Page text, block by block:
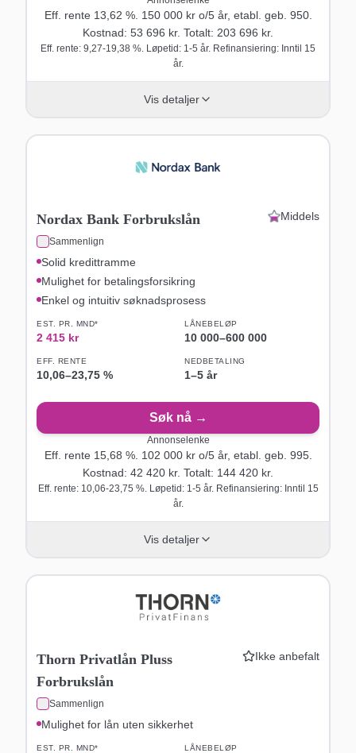
Eff. rente 13,62 %. 150 000kr o/5år, etabl. geb. 950.
Kostnad: 53 696 kr. Totalt: 203 696 kr.
Eff. rente: 9,27-19,38 %. Løpetid: 1-5 år. Refinansiering: Inntil 15
år.
Vis detaljer
Nordax Bank Forbrukslån
Sammenlign
Middels
Solid kredittramme
Mulighet for betalingsforsikring
Enkel og intuitiv søknadsprosess
EST. PR. MND*
2 415 kr
LÅNEBELØP
10 000–600 000
EFF. RENTE
10,06–23,75 %
NEDBETALING
1–5 år
Søk nå →
Annonselenke
Eff. rente 15,68 %. 102 000kr o/5år, etabl. geb. 995.
Kostnad: 42 420 kr. Totalt: 144 420 kr.
Eff. rente: 10,06-23,75 %. Løpetid: 1-5 år. Refinansiering: Inntil 15
år.
Vis detaljer
Thorn Privatlån Pluss
Forbrukslån
Sammenlign
Ikke anbefalt
Mulighet for lån uten sikkerhet
EST. PR. MND* LÅNEBELØP